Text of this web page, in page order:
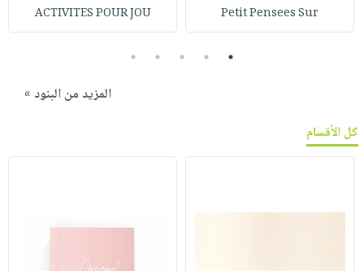
Petit Pensees Sur
ACTIVITES POUR JOU
1
2
3
4
5
المزيد من البنود »
كل الأقسام